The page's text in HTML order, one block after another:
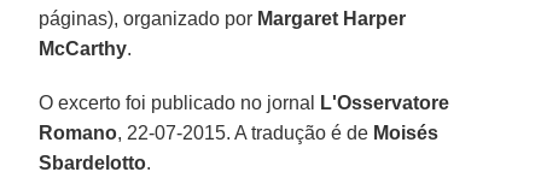
páginas), organizado por Margaret Harper
McCarthy.
O excerto foi publicado no jornal
L'Osservatore
Romano, 22-07-2015. A tradução é de Moisés
Sbardelotto.